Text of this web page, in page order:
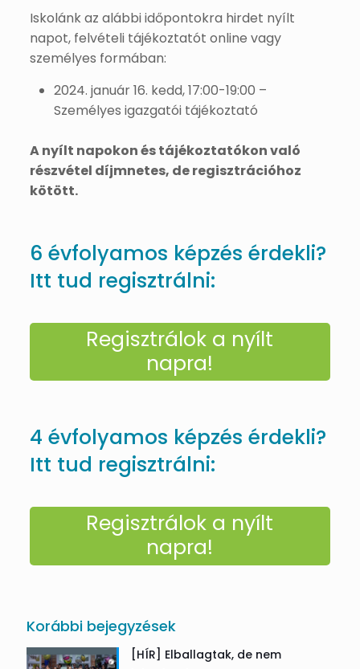
Iskolánk az alábbi időpontokra hirdet nyílt
napot, felvételi tájékoztatót online vagy
személyes formában:
2024. január 16. kedd, 17:00-19:00 –
Személyes igazgatói tájékoztató
A nyílt napokon és tájékoztatókon való
részvétel díjmnetes, de regisztrációhoz
kötött.
6 évfolyamos képzés érdekli?
Itt tud regisztrálni:
Regisztrálok a nyílt
napra!
4 évfolyamos képzés érdekli?
Itt tud regisztrálni:
Regisztrálok a nyílt
napra!
Korábbi bejegyzések
[HÍR] Elballagtak, de nem